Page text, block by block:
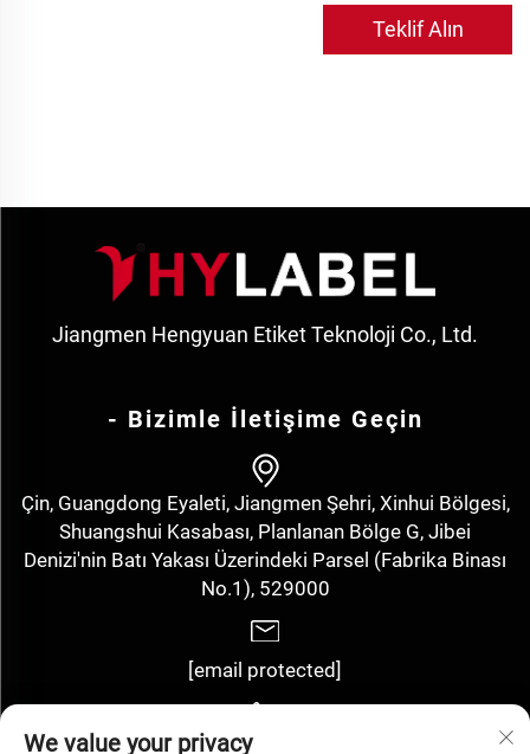
Teklif Alın
Jiangmen Hengyuan Etiket Teknoloji Co., Ltd.
- Bizimle İletişime Geçin
Çin, Guangdong Eyaleti, Jiangmen Şehri, Xinhui Bölgesi,
Shuangshui Kasabası, Planlanan Bölge G, Jibei
Denizi'nin Batı Yakası Üzerindeki Parsel (Fabrika Binası
No.1), 529000
[email protected]
We value your privacy